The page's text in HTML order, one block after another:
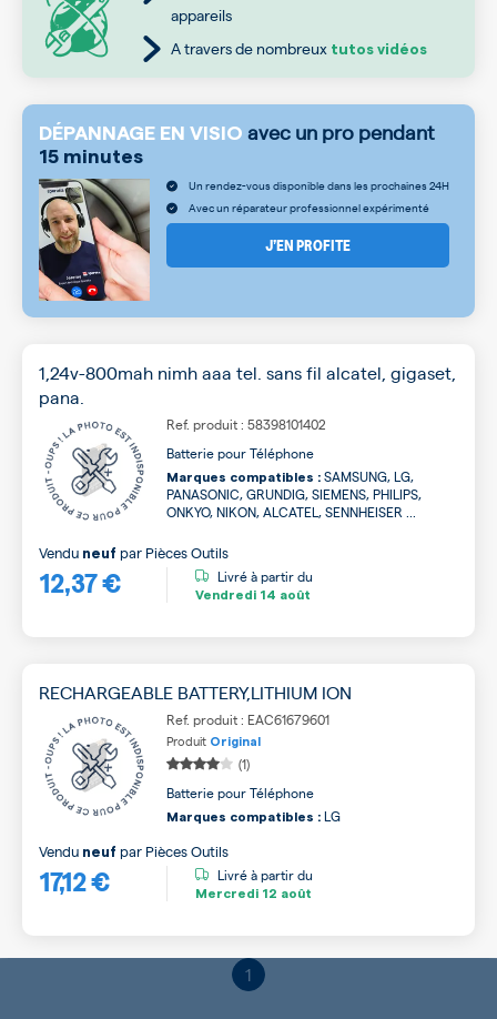
appareils
A travers de nombreux tutos vidéos
DÉPANNAGE EN VISIO avec un pro pendant
15 minutes
Un rendez-vous disponible dans les prochaines 24H
Avec un réparateur professionnel expérimenté
J’EN PROFITE
1,24v-800mah nimh aaa tel. sans fil alcatel, gigaset,
pana.
Ref. produit : 58398101402
Batterie pour Téléphone
Marques compatibles : SAMSUNG, LG,
PANASONIC, GRUNDIG, SIEMENS, PHILIPS,
ONKYO, NIKON, ALCATEL, SENNHEISER ...
12,37 €
Vendu neuf par Pièces Outils
Livré à partir du
Vendredi 14 août
RECHARGEABLE BATTERY,LITHIUM ION
Ref. produit : EAC61679601
Produit Original
(1)
Batterie pour Téléphone
Marques compatibles : LG
17,12 €
Vendu neuf par Pièces Outils
Livré à partir du
Mercredi 12 août
1